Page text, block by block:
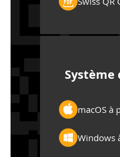
macOS à
Windows